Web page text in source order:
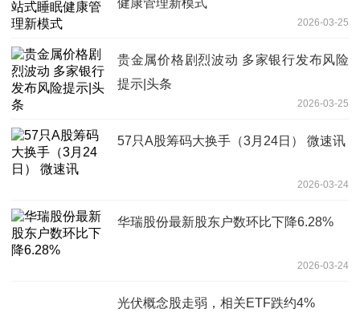
2026-03-25
贵金属价格剧烈波动 多家银行发布风险
提示|头条
2026-03-25
57只A股筹码大换手（3月24日） 微速讯
2026-03-24
华瑞股份最新股东户数环比下降6.28%
2026-03-24
光伏概念股走弱，相关ETF跌约4%